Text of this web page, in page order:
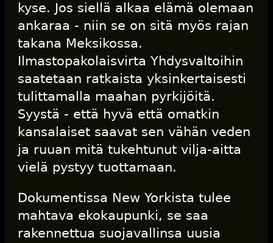
kyse. Jos siellä alkaa elämä olemaan
ankaraa - niin se on sitä myös rajan
takana Meksikossa.
Ilmastopakolaisvirta Yhdysvaltoihin
saatetaan ratkaista yksinkertaisesti
tulittamalla maahan pyrkijöitä.
Syystä - että hyvä että omatkin
kansalaiset saavat sen vähän veden
ja ruuan mitä tukehtunut vilja-aitta
vielä pystyy tuottamaan.
Dokumentissa New Yorkista tulee
mahtava ekokaupunki, se saa
rakennettua suojavallinsa uusia